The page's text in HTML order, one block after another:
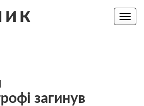
Toggle
загинув